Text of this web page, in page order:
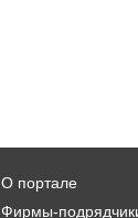
О портале
Фирмы-